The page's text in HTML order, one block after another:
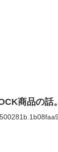
商品の話。